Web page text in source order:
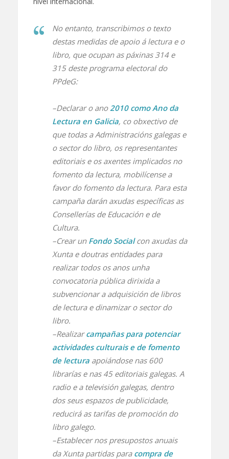
No entanto, transcribimos o texto
destas medidas de apoio á lectura e o
libro, que ocupan as páxinas 314 e
315 deste programa electoral do
PPdeG:
–Declarar o ano 2010 como Ano da
Lectura en Galicia, co obxectivo de
que todas a Administracións galegas e
o sector do libro, os representantes
editoriais e os axentes implicados no
fomento da lectura, mobilícense a
favor do fomento da lectura. Para esta
campaña darán axudas específicas as
Consellerías de Educación e de
Cultura.
–Crear un Fondo Socialcon axudas da
Xunta e doutras entidades para
realizar todos os anos unha
convocatoria pública dirixida a
subvencionar a adquisición de libros
de lectura e dinamizar o sector do
libro.
–Realizarcampañas para potenciar
actividades culturais e de fomento
de lecturaapoiándose nas 600
librarías e nas 45 editoriais galegas. A
radio e a televisión galegas, dentro
dos seus espazos de publicidade,
reducirá as tarifas de promoción do
libro galego.
–Establecer nos presupostos anuais
da Xunta partidas para compra de